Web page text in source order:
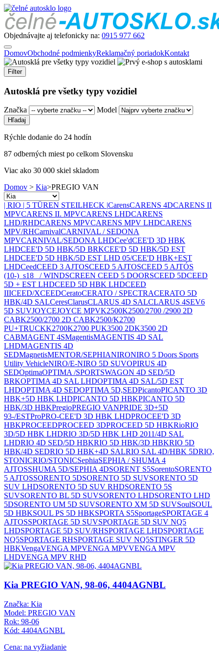
Objednávajte aj telefonicky na: 0915 977 662
DomovObchodné podmienkyReklamačný poriadokKontakt
Filter
Autosklá pre všetky typy vozidiel
Značka Model
Rýchle dodanie do 24 hodín
87 odberných miest po celkom Slovensku
Viac ako 30 000 skiel skladom
Domov > Kia>PREGIO VAN
| RIO | 5 TÜREN STEILHECK |CarensCARENS 4DCARENS II
MPVCARENS II. MPVCARENS LHDCARENS
LHD/RHDCARENS MPVCARENS MPV LHDCARENS
MPV/RHCarnivalCARNIVAL / SEDONA
MPVCARNIVAL/SEDONA LHDCee'dCEE'D 3D HBK
LHDCEE'D 5D HBK/5D BRKCEE'D 5D HBK/5D EST
LHDCEE'D 5D HBK/5D EST LHD 05/CEE'D HBK+EST
LHDCeedCEED 3 AJTOSCEED 5 AJTOSCEED 5 AJTÓS
(10-)_s18_ / WINDSCREEN CEED 5 DOORSCEED 5DCEED
5D + EST LHDCEED 5D HBK LHDCEED
IIICEED/XCEEDCeratoCERATO / SPECTRACERATO 5D
HBK/4D SALCeresClarusCLARUS 4D SALCLARUS 4SEV6
5D SUVJOYCEJOYCE MPVK2500K2500/2700 /2900 2D
CABK2500/2700 2D CABK2500/K2700
PU+TRUCKK2700K2700 PUK3500 2DK3500 2D
CABMAGENT 4SMagentisMAGENTIS 4D SAL
LHDMAGENTIS 4D
SEDMagnetisMENTOR/SEPHIANIRONIRO 5 Doors Sports
Utility VehicleNIRO/E-NIRO 5D SUVOPIRUS 4D
SEDOptimaOPTIMA /SPORTSWAGON 4D SED/5D
BRKOPTIMA 4D SAL LHDOPTIMA 4D SAL/5D EST
LHDOPTIMA 4D SEDOPTIMA 5D,SEDPicantoPICANTO 3D
HBK+5D HBK LHDPICANTO 5D HBKPICANTO 5D
HBK/3D HBKPregioPREGIO VANPRIDE 3D+5D
93-/ESTProPRO-CEE'D 3D HBK LHDPROCEE'D 3D
HBKPROCEEDPROCEED 3DPROCEED 5D HBKRioRIO
3D/5D HBK LHDRIO 3D/5D HBK LHD 2011/4D SAL
LHDRIO 4D SED/5D HBKRIO 5D HBK/3D HBKRIO 5D
HBK/4D SEDRIO 5D HBK+4D SALRIO SAL 4D/HBK 5DRIO,
STONICRIO/STONICSephiaSEPHIA / SHUMA 4
AJTOSSHUMA 5D/SEPHIA 4DSORENT S5SorentoSORENTO
5 AJTOSSORENTO 5DSORENTO 5D SUVSORENTO 5D
SUV LHDSORENTO 5D SUV RHDSORENTO 5S
SUVSORENTO BL 5D SUVSORENTO LHDSORENTO LHD
5DSORENTO UM 5D SUVSORENTO XM 5D SUVSoulSOUL
5D HBKSOUL PS 5D HBKSPORTA S5SportageSPORTAGE 4
AJTOSSPORTAGE 5D SUVSPORTAGE 5D SUV NQ5
LHDSPORTAGE 5D SUV/RHSPORTAGE LHDSPORTAGE
NQ5SPORTAGE RHSPORTAGE SUV NQ5STINGER 5D
HBKVengaVENGA MPVENGA MPVVENGA MPV
LHDVENGA MPV RHD
Kia PREGIO VAN, 98-06, 4404AGNBL
Značka: Kia
Model: PREGIO VAN
Rok: 98-06
Kód: 4404AGNBL
Cena: na vyžiadanie